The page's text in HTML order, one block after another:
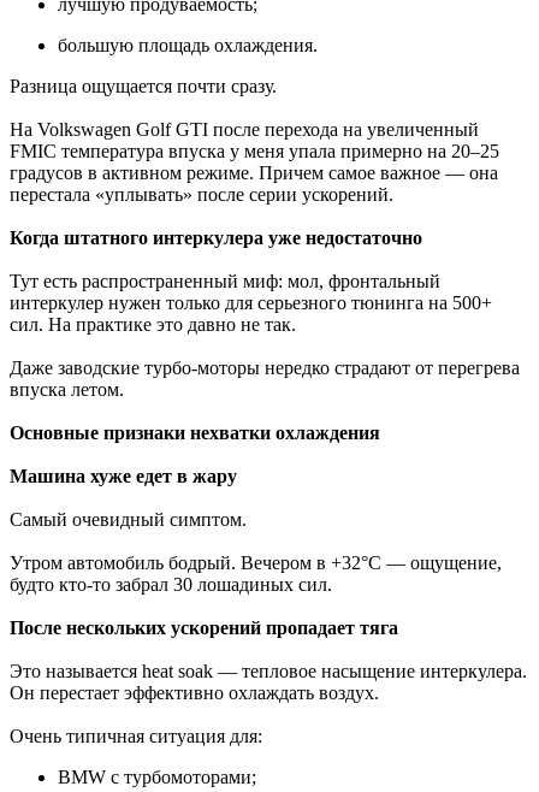
лучшую продуваемость;
большую площадь охлаждения.
Разница ощущается почти сразу.
На Volkswagen Golf GTI после перехода на увеличенный
FMIC температура впуска у меня упала примерно на 20–25
градусов в активном режиме. Причем самое важное — она
перестала «уплывать» после серии ускорений.
Когда штатного интеркулера уже недостаточно
Тут есть распространенный миф: мол, фронтальный
интеркулер нужен только для серьезного тюнинга на 500+
сил. На практике это давно не так.
Даже заводские турбо-моторы нередко страдают от перегрева
впуска летом.
Основные признаки нехватки охлаждения
Машина хуже едет в жару
Самый очевидный симптом.
Утром автомобиль бодрый. Вечером в +32°C — ощущение,
будто кто-то забрал 30 лошадиных сил.
После нескольких ускорений пропадает тяга
Это называется heat soak — тепловое насыщение интеркулера.
Он перестает эффективно охлаждать воздух.
Очень типичная ситуация для:
BMW с турбомоторами;